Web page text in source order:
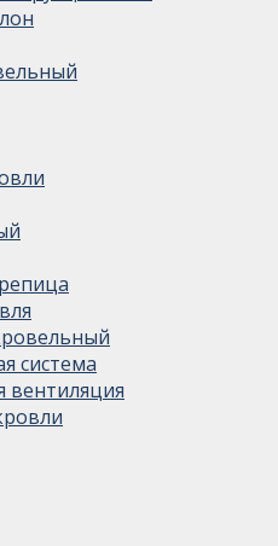
система
вентиляция